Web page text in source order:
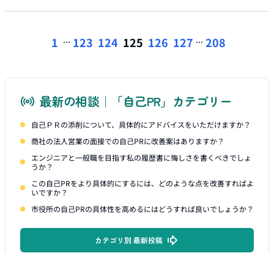
1 ... 123 124 125 126 127 ... 208
最新の相談｜「自己PR」カテゴリー
自己ＰＲの添削について、具体的にアドバイスをいただけますか？
商社の法人営業の面接での自己PRに改善案はありますか？
エンジニアと一般職を目指す私の履歴書に悔しさを書くべきでしょ
うか？
この自己PRをより具体的にするには、どのような点を改善すればよ
いですか？
市役所の自己PRの具体性を高めるにはどうすれば良いでしょうか？
カテゴリ別 最新投稿